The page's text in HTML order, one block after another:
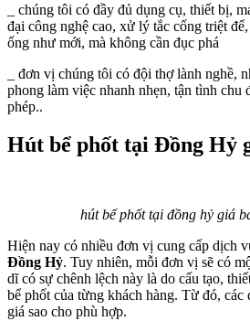
_ chúng tôi có đầy đủ dụng cụ, thiết bị,
đại công nghệ cao, xử lý tắc cống triệt
ống như mới, mà không cần đục phá
_ đơn vị chúng tôi có đội thợ lành nghề,
phong làm việc nhanh nhẹn, tận tình chu
phép..
Hút bể phốt tại Đồng Hỷ
hút bể phốt tại đồng hỷ giá
Hiện nay có nhiều đơn vị cung cấp dịch
Đồng Hỷ. Tuy nhiên, mỗi đơn vị sẽ có
dĩ có sự chênh lệch này là do cấu tạo,
bể phốt của từng khách hàng. Từ đó, các
giá sao cho phù hợp.